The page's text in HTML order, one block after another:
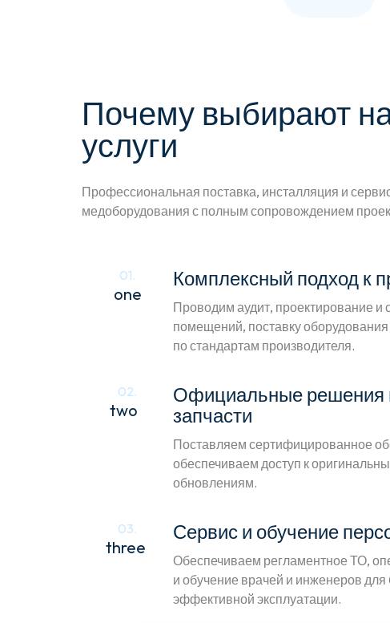
Почему выбирают
услуги
Профессиональная поставка, инсталляция и
медоборудования с полным сопровождением
01.
one
Комплексный подход к
Проводим аудит, проектирование и
помещений, поставку
по стандартам производителя.
02.
two
Официальные решения
запчасти
Поставляем сертифицированное
обеспечиваем доступ к
обновлениям.
03.
three
Сервис и обучение
Обеспечиваем регламентное ТО,
и обучение врачей и инженеров для
эффективной эксплуатации.